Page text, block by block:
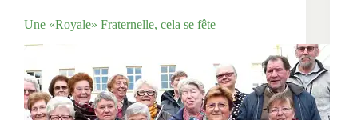
Une «Royale» Fraternelle, cela se fête